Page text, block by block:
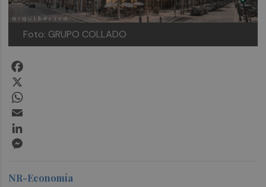
Foto: GRUPO COLLADO
NR-Economía